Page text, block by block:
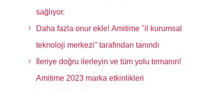
sağlıyor.
Daha fazla onur ekle! Amitime ''il kurumsal
teknoloji merkezi'' tarafından tanındı
İleriye doğru ilerleyin ve tüm yolu tırmanın!
Amitime 2023 marka etkinlikleri